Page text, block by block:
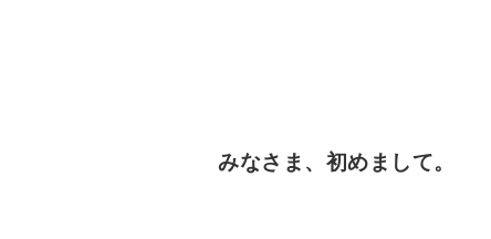
みなさま、初めまして。